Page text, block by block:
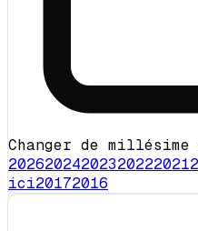
Changer de millésime
20262024202320222021
ici20172016